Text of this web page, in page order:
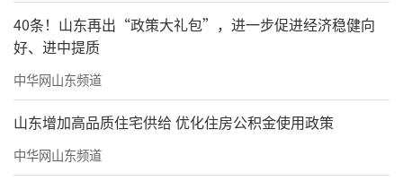
1、本资料为要约邀请，不作为要约或承
诺，买卖双方权利义务以双方签订的《商品房
买卖合同》及附件等协议为准；
2、本广告相关内容、图片是对项目所做的
示意表现，仅供参考，最终以政府有关部门批
准的文件、图则为准；
40条！山东再出“政策大礼包”，进一步促进经济稳健向
好、进中提质
中华网山东频道
山东增加高品质住宅供给 优化住房公积金使用政策
中华网山东频道